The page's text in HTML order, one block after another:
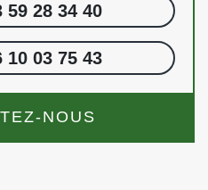
59 28 34 40
10 03 75 43
NOUS